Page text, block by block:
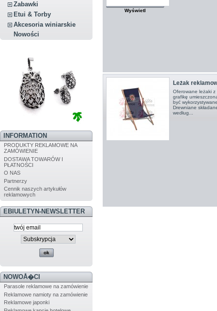
Zabawki
Etui & Torby
Akcesoria winiarskie
Nowości
INFORMATION
PRODUKTY REKLAMOWE NA
ZAMÓWIENIE
DOSTAWA TOWARÓW I
PŁATNOŚCI
O NAS
Partnerzy
Cennik naszych artykułów
reklamowych
EBIULETYN-NEWSLETTER
NOWOÅ�CI
Parasole reklamowe na zamówienie
Reklamowe namioty na zamówienie
Reklamowe japonki
Wyświetl
Leżak
Oferowane leżaki
grafikę
być
Drewniane
według...